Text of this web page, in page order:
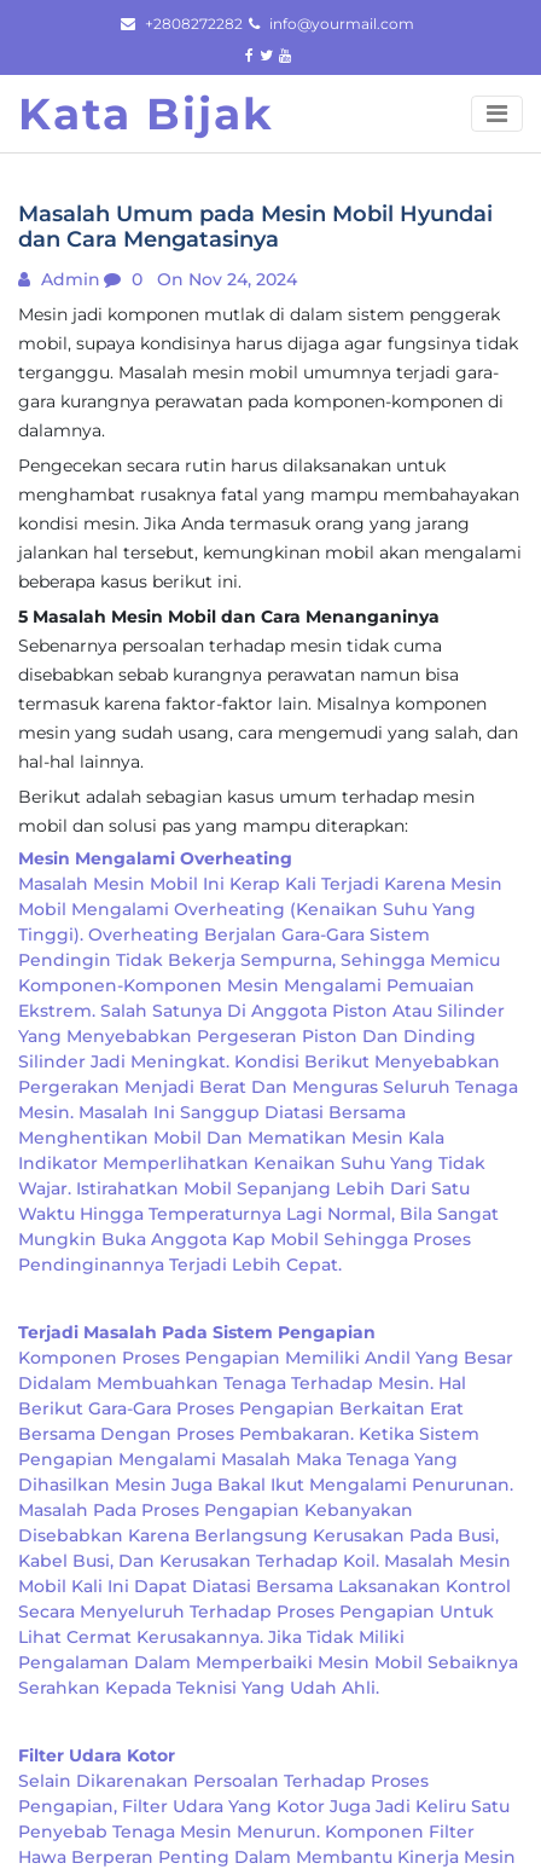
content
+2808272282 info@yourmail.com
Kata Bijak
Masalah Umum pada Mesin Mobil Hyundai
dan Cara Mengatasinya
Admin 0
On Nov 24, 2024
Mesin jadi komponen mutlak di dalam sistem penggerak
mobil, supaya kondisinya harus dijaga agar fungsinya tidak
terganggu. Masalah mesin mobil umumnya terjadi gara-
gara kurangnya perawatan pada komponen-komponen di
dalamnya.
Pengecekan secara rutin harus dilaksanakan untuk
menghambat rusaknya fatal yang mampu membahayakan
kondisi mesin. Jika Anda termasuk orang yang jarang
jalankan hal tersebut, kemungkinan mobil akan mengalami
beberapa kasus berikut ini.
5 Masalah Mesin Mobil dan Cara Menanganinya
Sebenarnya persoalan terhadap mesin tidak cuma
disebabkan sebab kurangnya perawatan namun bisa
termasuk karena faktor-faktor lain. Misalnya komponen
mesin yang sudah usang, cara mengemudi yang salah, dan
hal-hal lainnya.
Berikut adalah sebagian kasus umum terhadap mesin
mobil dan solusi pas yang mampu diterapkan:
Mesin Mengalami Overheating
Masalah Mesin Mobil Ini Kerap Kali Terjadi Karena Mesin
Mobil Mengalami Overheating (kenaikan Suhu Yang
Tinggi). Overheating Berjalan Gara-Gara Sistem
Pendingin Tidak Bekerja Sempurna, Sehingga Memicu
Komponen-Komponen Mesin Mengalami Pemuaian
Ekstrem. Salah Satunya Di Anggota Piston Atau Silinder
Yang Menyebabkan Pergeseran Piston Dan Dinding
Silinder Jadi Meningkat. Kondisi Berikut Menyebabkan
Pergerakan Menjadi Berat Dan Menguras Seluruh Tenaga
Mesin. Masalah Ini Sanggup Diatasi Bersama
Menghentikan Mobil Dan Mematikan Mesin Kala
Indikator Memperlihatkan Kenaikan Suhu Yang Tidak
Wajar. Istirahatkan Mobil Sepanjang Lebih Dari Satu
Waktu Hingga Temperaturnya Lagi Normal, Bila Sangat
Mungkin Buka Anggota Kap Mobil Sehingga Proses
Pendinginannya Terjadi Lebih Cepat.
Terjadi Masalah Pada Sistem Pengapian
Komponen Proses Pengapian Memiliki Andil Yang Besar
Didalam Membuahkan Tenaga Terhadap Mesin. Hal
Berikut Gara-Gara Proses Pengapian Berkaitan Erat
Bersama Dengan Proses Pembakaran. Ketika Sistem
Pengapian Mengalami Masalah Maka Tenaga Yang
Dihasilkan Mesin Juga Bakal Ikut Mengalami Penurunan.
Masalah Pada Proses Pengapian Kebanyakan
Disebabkan Karena Berlangsung Kerusakan Pada Busi,
Kabel Busi, Dan Kerusakan Terhadap Koil. Masalah Mesin
Mobil Kali Ini Dapat Diatasi Bersama Laksanakan Kontrol
Secara Menyeluruh Terhadap Proses Pengapian Untuk
Lihat Cermat Kerusakannya. Jika Tidak Miliki
Pengalaman Dalam Memperbaiki Mesin Mobil Sebaiknya
Serahkan Kepada Teknisi Yang Udah Ahli.
Filter Udara Kotor
Selain Dikarenakan Persoalan Terhadap Proses
Pengapian, Filter Udara Yang Kotor Juga Jadi Keliru Satu
Penyebab Tenaga Mesin Menurun. Komponen Filter
Hawa Berperan Penting Dalam Membantu Kinerja Mesin